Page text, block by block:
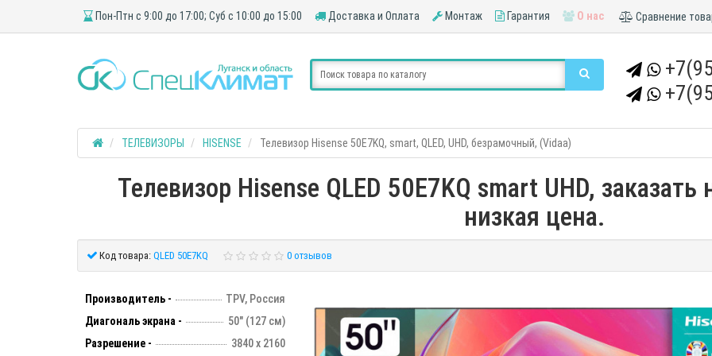
Пон-Птн с 9:00 до 17:00; Суб с 10:00 до 15:00 Доставка и Оплата Монтаж Гарантия О нас Сравнение
ТЕЛЕВИЗОРЫ HISENSE Телевизор Hisense 50E7KQ, smart, QLED, UHD, безрамочный, (Vidaa)
Телевизор Hisense QLED 50E7KQ smart UHD,
низкая цена.
Код товара: QLED 50E7KQ 0 отзывов
Производитель -
TPV, Россия
Диагональ экрана -
50" (127 см)
Разрешение -
3840 х 2160